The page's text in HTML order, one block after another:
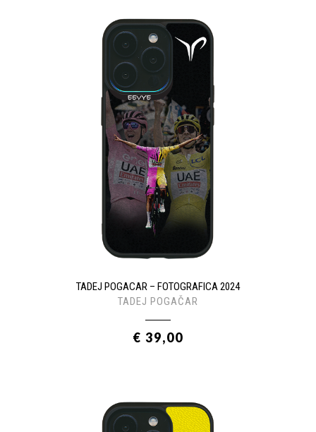
TADEJ POGACAR – FOTOGRAFICA 2024
TADEJ POGAČAR
€ 39,00